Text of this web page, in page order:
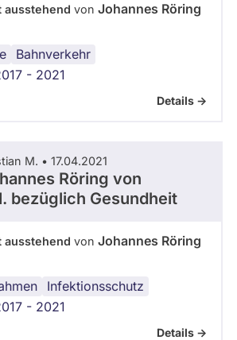
ausstehend von Johannes Röring
Bahnverkehr
- 2021
Details ->
M. • 17.04.2021
Röring von
bezüglich Gesundheit
ausstehend von Johannes Röring
Infektionsschutz
- 2021
Details ->